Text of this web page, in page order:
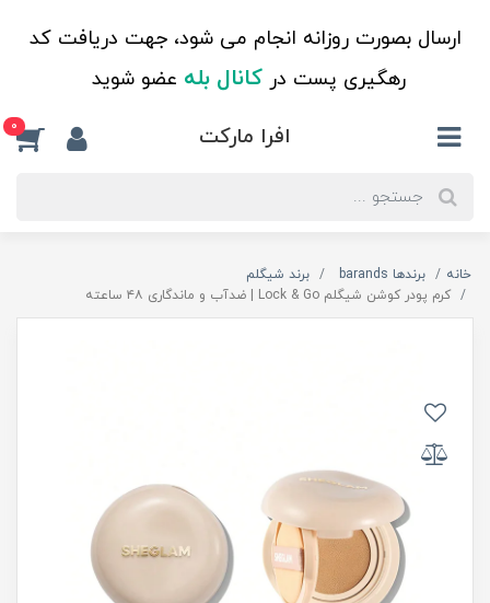
ارسال بصورت روزانه انجام می شود، جهت دریافت کد
رهگیری پست درکانال بله عضو شوید
افرا مارکت 0
خانه برندها barands
برند شیگلم
کرم پودر کوشن شیگلم Lock & Go | ضدآب و ماندگاری ۴۸ ساعته